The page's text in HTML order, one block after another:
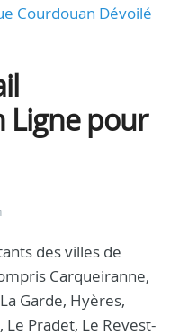
Courdouan Dévoilé
Ligne pour
des villes de
Carqueiranne,
Garde, Hyères,
Le Pradet, Le Revest-